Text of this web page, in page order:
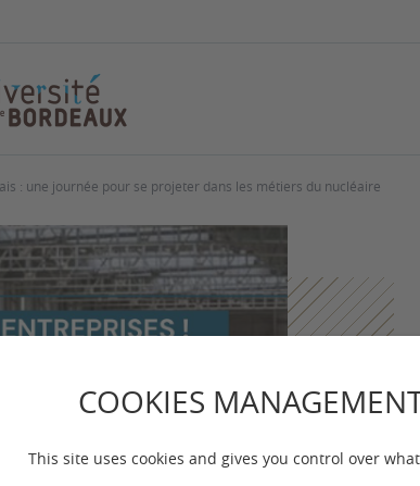
COOKIES
This site uses cookies and gives you control over
: une journée pour se projeter dans les métiers du nucléaire